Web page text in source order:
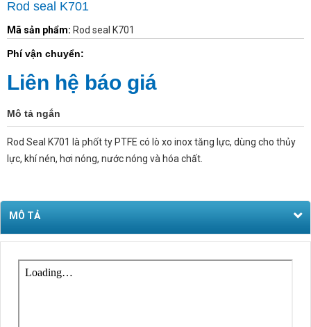
Rod seal K701
Mã sản phẩm: Rod seal K701
Phí vận chuyển:
Liên hệ báo giá
Mô tả ngắn
Rod Seal K701 là phốt ty PTFE có lò xo inox tăng lực, dùng cho thủy
lực, khí nén, hơi nóng, nước nóng và hóa chất.
MÔ TẢ